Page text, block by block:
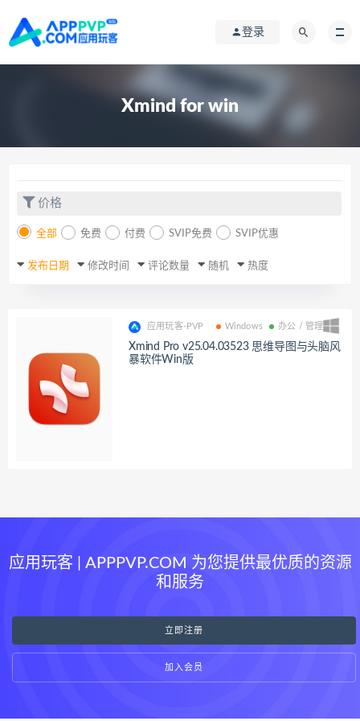
登录
Xmind for win
价格
全部 免费 付费 SVIP免费 SVIP优惠
发布日期 修改时间 评论数量 随机 热度
应用玩客-PVP Windows 办公 / 管理
Xmind Pro v25.04.03523 思维导图与头脑风
暴软件Win版
应用玩客 | APPPVP.COM 为您提供最优质的资源
和服务
立即注册
加入会员